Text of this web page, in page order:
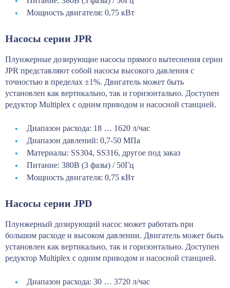
Мощность двигателя: 0,75 кВт
Насосы серии JPR
Плунжерные дозирующие насосы прямого вытеснения серии
JPR представляют собой насосы высокого давления с
точностью в пределах ±1%. Двигатель может быть
установлен как вертикально, так и горизонтально. Доступен
редуктор Multiplex с одним приводом и насосной станцией.
Диапазон расхода: 18 … 1620 л/час
Диапазон давлений: 0,7-50 МПа
Материалы: SS304, SS316, другое под заказ
Питание: 380В (3 фазы) / 50Гц
Мощность двигателя: 0,75 кВт
Насосы серии JPD
Плунжерный дозирующий насос может работать при
большом расходе и высоком давлении. Двигатель может быть
установлен как вертикально, так и горизонтально. Доступен
редуктор Multiplex с одним приводом и насосной станцией.
Диапазон расхода: 30 … 3720 л/час